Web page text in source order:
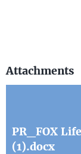
Attachments
PR_FOX
(1).docx